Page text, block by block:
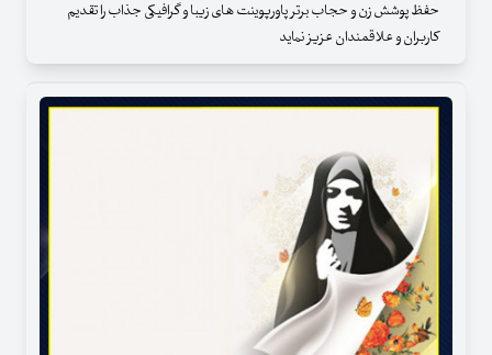
حفظ پوشش زن و حجاب برتر پاورپوینت های زیبا و گرافیکی جذاب را تقدیم
کاربران و علاقمندان عزیز نماید